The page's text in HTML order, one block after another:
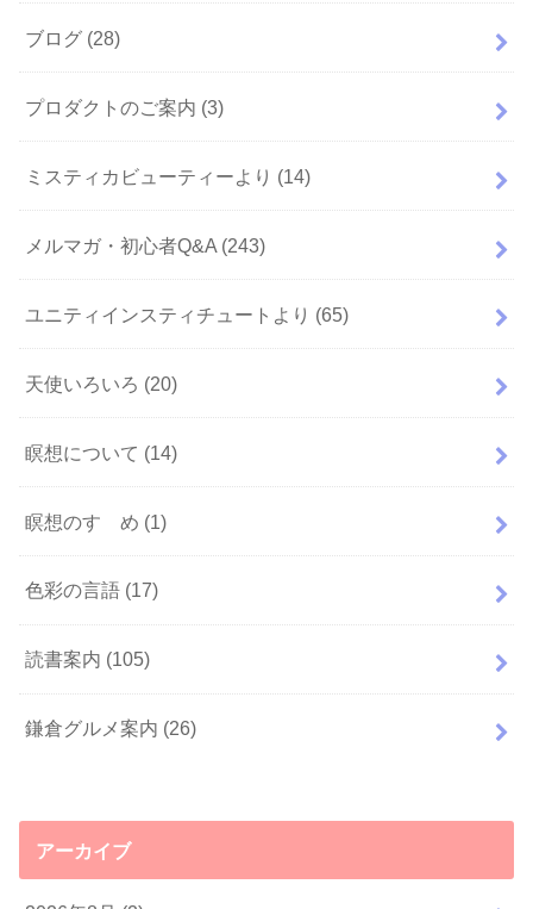
ブログ (28)
プロダクトのご案内 (3)
ミスティカビューティーより (14)
メルマガ・初心者Q&A (243)
ユニティインスティチュートより (65)
天使いろいろ (20)
瞑想について (14)
瞑想のすゝめ (1)
色彩の言語 (17)
読書案内 (105)
鎌倉グルメ案内 (26)
アーカイブ